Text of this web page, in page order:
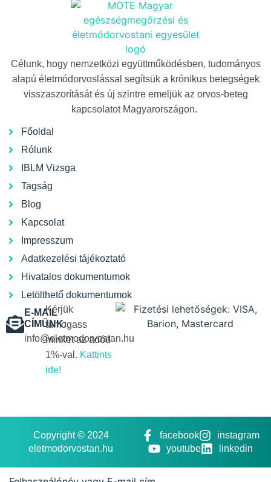
Célunk, hogy nemzetközi együttműködésben, tudományos
alapú életmódorvoslással segítsük a krónikus betegségek
visszaszorítását és új szintre emeljük az orvos-beteg
kapcsolatot Magyarországon.
Főoldal
Rólunk
IBLM Vizsga
Tagság
Blog
Kapcsolat
Impresszum
Adatkezelési tájékoztató
Hivatalos dokumentumok
Letölthető dokumentumok
E-MAIL
CÍMÜNK:
info@eletmodorvostan.hu
Kérjük
támogass
minket az adód
1%-val. Kattints
ide!
Copyright © 2024
eletmodorvostan.hu
facebook
instagram
youtube
linkedin